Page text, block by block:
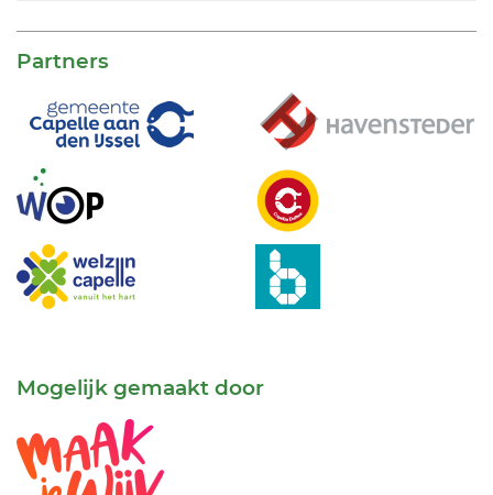
Partners
Mogelijk gemaakt door